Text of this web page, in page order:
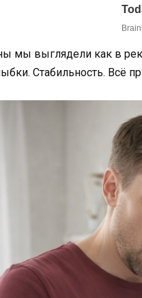
мы выглядели как в
Стабильность. Всё